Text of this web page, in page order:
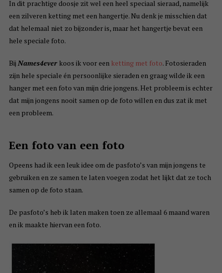
In dit prachtige doosje zit wel een heel speciaal sieraad, namelijk
een zilveren ketting met een hangertje. Nu denk je misschien dat
dat helemaal niet zo bijzonder is, maar het hangertje bevat een
hele speciale foto.
Bij Names4ever koos ik voor een ketting met foto. Fotosieraden
zijn hele speciale én persoonlijke sieraden en graag wilde ik een
hanger met een foto van mijn drie jongens. Het probleem is echter
dat mijn jongens nooit samen op de foto willen en dus zat ik met
een probleem.
Een foto van een foto
Opeens had ik een leuk idee om de pasfoto’s van mijn jongens te
gebruiken en ze samen te laten voegen zodat het lijkt dat ze toch
samen op de foto staan.
De pasfoto’s heb ik laten maken toen ze allemaal 6 maand waren
en ik maakte hiervan een foto.